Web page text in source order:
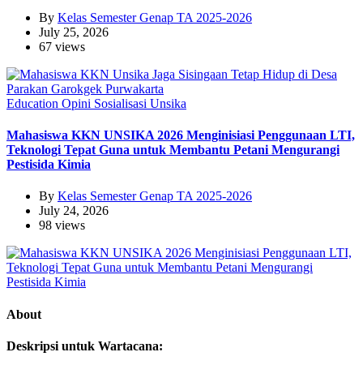
By Kelas Semester Genap TA 2025-2026
July 25, 2026
67 views
Education Opini Sosialisasi Unsika
Mahasiswa KKN UNSIKA 2026 Menginisiasi Penggunaan LTI,
Teknologi Tepat Guna untuk Membantu Petani Mengurangi
Pestisida Kimia
By Kelas Semester Genap TA 2025-2026
July 24, 2026
98 views
About
Deskripsi untuk Wartacana: